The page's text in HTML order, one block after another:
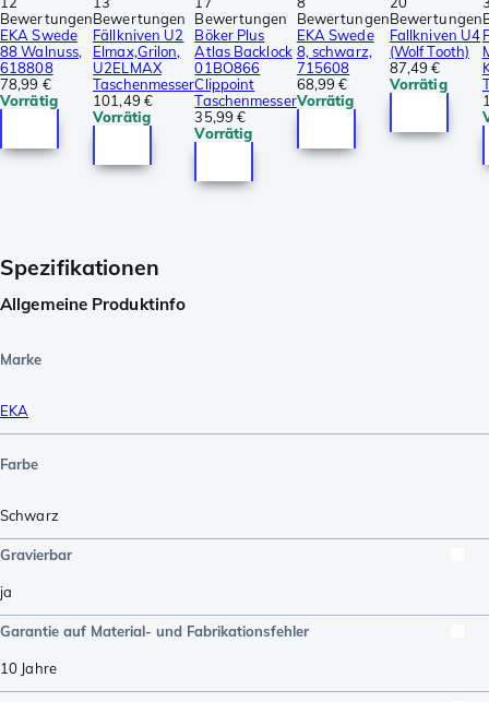
Bewertungen
EKA Swede
88 Walnuss,
618808
78,99 €
Vorrätig
Bewertungen
Fällkniven U2
Elmax,Grilon,
U2ELMAX
Taschenmesser
101,49 €
Vorrätig
Bewertungen
Böker Plus
Atlas Backlock
01BO866
Clippoint
Taschenmesser
35,99 €
Vorrätig
Bewertungen
EKA Swede
8, schwarz,
715608
68,99 €
Vorrätig
Bewertungen
Fallkniven U4
(Wolf Tooth)
87,49 €
Vorrätig
Spezifikationen
Allgemeine Produktinfo
Marke
EKA
Farbe
Schwarz
Gravierbar
ja
Garantie auf Material- und Fabrikationsfehler
10 Jahre